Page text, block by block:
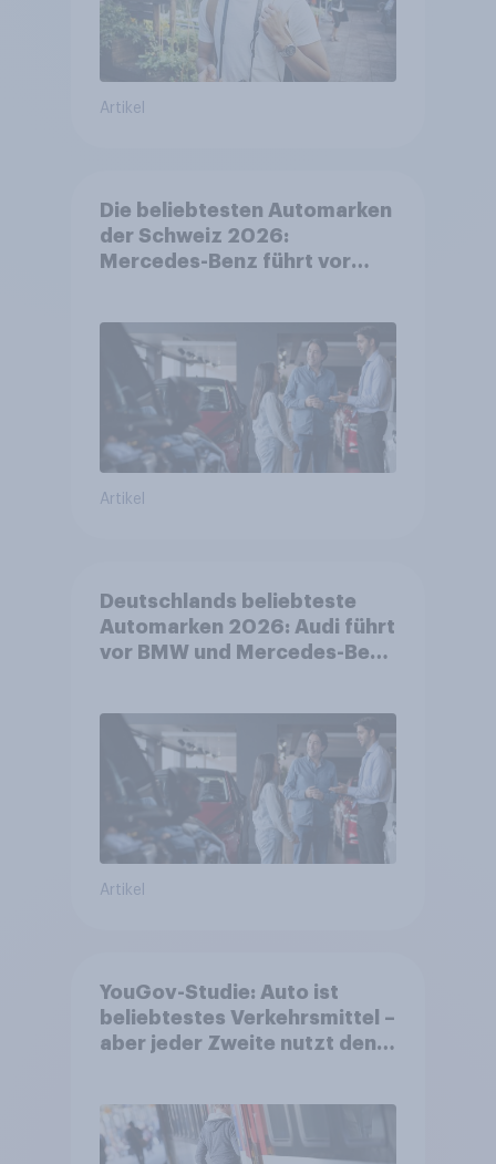
Artikel
Die beliebtesten Automarken
der Schweiz 2026:
Mercedes-Benz führt vor
Artikel
Deutschlands beliebteste
Automarken 2026: Audi führt
vor BMW und Mercedes-Benz
Artikel
YouGov-Studie: Auto ist
beliebtestes Verkehrsmittel –
aber jeder Zweite nutzt den